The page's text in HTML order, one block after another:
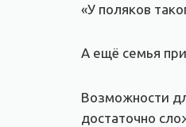
«У поляков
А ещё семья
Возможности
достаточно